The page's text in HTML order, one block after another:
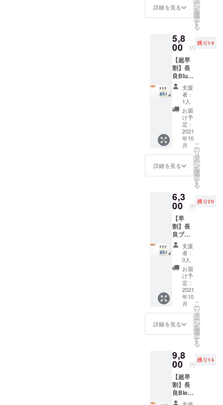
酒仕込
ル
720ml
長良
Bleu.M
（日本
酒仕込
み もも
キュー
720ml
）×1本
日本酒
をもっ
と身近
に感じ
気軽に
楽しん
で飲ん
でほし
い。 そ
んな思
いから
長良
Bleu日
本酒シ
リーズ
を作り
まし
た。
※20歳未
酒は法
律で禁
す。未
成年へ
の販売
は致し
ませ
ん。 ※
のリ
キュー
（送料
込み）
に！ 長
良
Bleu.Y
（日本
酒仕込
み ゆず
キュー
720ml
）×1本
長良
Bleu.U
（日本
酒仕込
ル
720ml
長良
Bleu.M
（日本
酒仕込
み もも
キュー
720ml
）×1本
日本酒
をもっ
と身近
に感じ
気軽に
楽しん
で飲ん
でほし
い。 そ
んな思
詳細を見る ー
ン
を
選
択
す
る
5,8
00 円
残り14
【超早
割】長
良Blue
C.V.P
セット
本）
yuikore
ラベル
付き
【超早
割】
1,000円
引き 定
価6,800
5,800円
（送料
込み）
に！ 長
良
Bleu.C
（Clair
クリア
すっき
り 端麗
辛口
720ml
）×1本
長良
Bleu.V
（Vrai
ヴァイ
720ml
）×1本
Bleu.P
（Pur
ピュア
純粋 有
支援
者：
1人
お届
け予
定：
2021
年10
月
詳細を見る
こ
の
リ
タ
ー
ン
を
選
択
す
る
6,3
00 円
残り20
【早
割】長
良ブ
ルー
C.V.P
セット
（3本）
デザイ
ナー
yuikore
ラベル
付き
【早
割】500
円引き
の日本
酒を
6,300円
（送料
込み）
に！ 長
良
支援
者：
0人
お届
け予
定：
2021
年10
月
詳細を見る
こ
の
リ
タ
ー
ン
を
選
択
す
る
9,8
00 円
残り14
【超早
割】長
良Bleu
コンプ